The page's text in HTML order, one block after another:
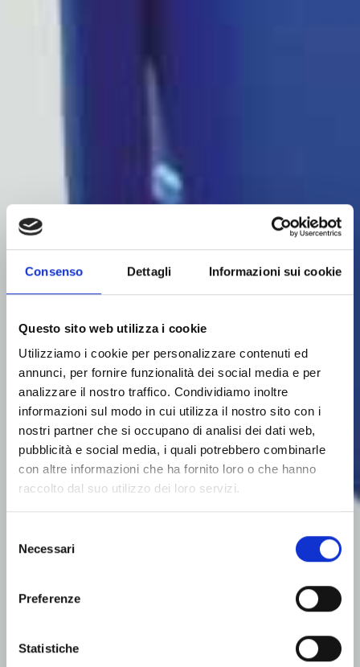
Consenso Dettagli Informazioni sui cookie
Questo sito web utilizza i cookie
Utilizziamo i cookie per personalizzare contenuti ed
annunci, per fornire funzionalità dei social media e per
analizzare il nostro traffico. Condividiamo inoltre
informazioni sul modo in cui utilizza il nostro sito con i
nostri partner che si occupano di analisi dei dati web,
pubblicità e social media, i quali potrebbero combinarle
con altre informazioni che ha fornito loro o che hanno
raccolto dal suo utilizzo dei loro servizi.
delNecessari
Preferenze
Statistiche
Bunker & Bilance
BT & BN
I modelli BT&BN sono bilance per la pesatura
continua progettate per la misurazione accurata
della portata del materiale, specialmente dopo
apparecchiature di dosaggio come coclee e sili di
dosaggio. Grazie alle loro dimensioni ridotte, questi
qualsiasi impianto. Sono particolarmente adatti per
strutture in cui la pesatura continua del materiale è
costanti.